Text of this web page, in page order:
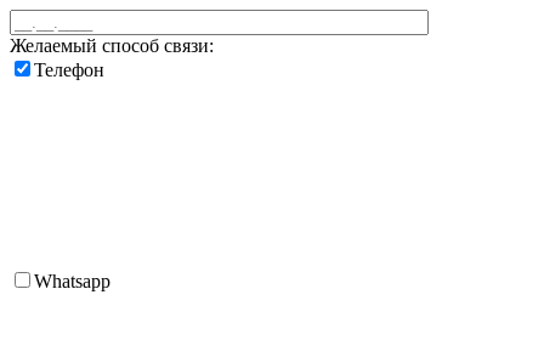
Желаемый способ связи:
Телефон
Whatsapp